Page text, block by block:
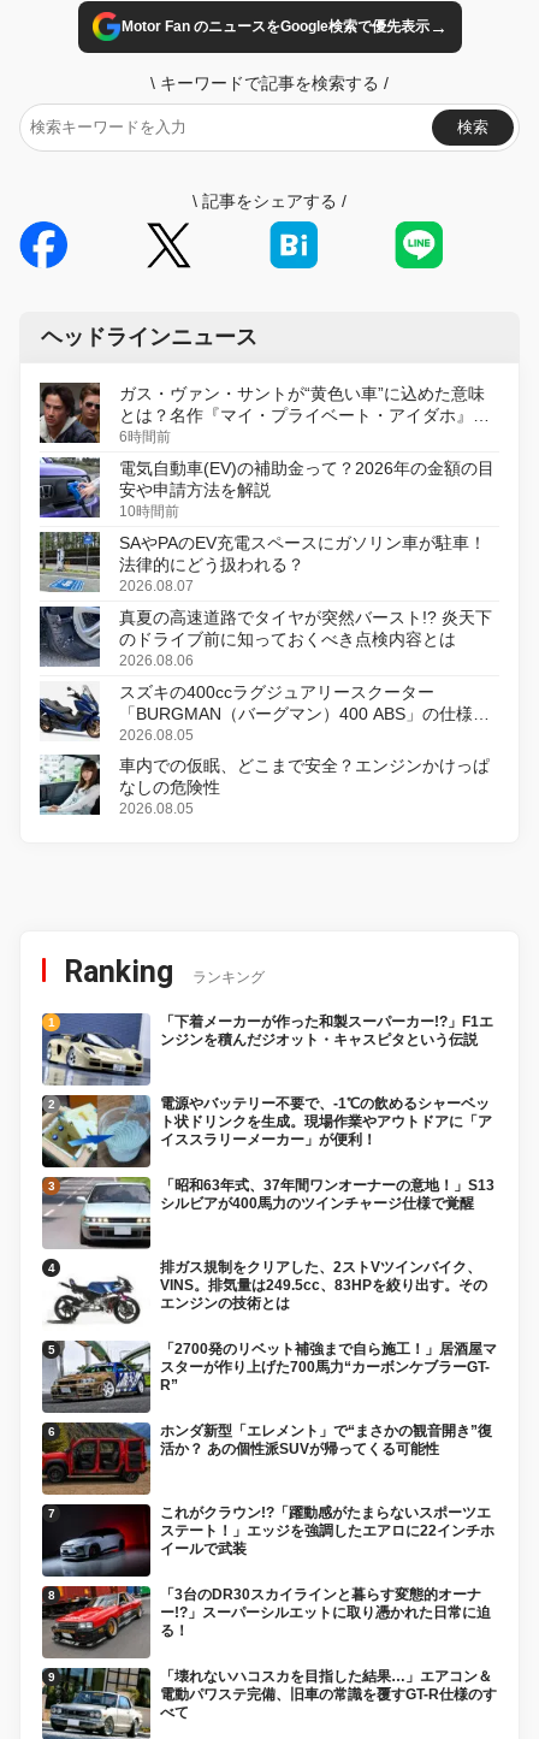
Motor Fan のニュースをGoogle検索で優先表示→
\ キーワードで記事を検索する /
検索
\ 記事をシェアする /
ヘッドラインニュース
ガス・ヴァン・サントが“黄色い車”に込めた意味
とは？名作『マイ・プライベート・アイダホ』が
初のデジタルリマスター版で復活
6時間前
電気自動車(EV)の補助金って？2026年の金額の目
安や申請方法を解説
10時間前
SAやPAのEV充電スペースにガソリン車が駐車！
法律的にどう扱われる？
2026.08.07
真夏の高速道路でタイヤが突然バースト!? 炎天下
のドライブ前に知っておくべき点検内容とは
2026.08.06
スズキの400ccラグジュアリースクーター
「BURGMAN（バーグマン）400 ABS」の仕様を
変更し、8月18日に発売
2026.08.05
車内での仮眠、どこまで安全？エンジンかけっぱ
なしの危険性
2026.08.05
Ranking ランキング
「下着メーカーが作った和製スーパーカー!?」F1エ
ンジンを積んだジオット・キャスピタという伝説
電源やバッテリー不要で、-1℃の飲めるシャーベッ
ト状ドリンクを生成。現場作業やアウトドアに「ア
イススラリーメーカー」が便利！
「昭和63年式、37年間ワンオーナーの意地！」S13
シルビアが400馬力のツインチャージ仕様で覚醒
排ガス規制をクリアした、2ストVツインバイク、
VINS。排気量は249.5cc、83HPを絞り出す。その
エンジンの技術とは
「2700発のリベット補強まで自ら施工！」居酒屋マ
スターが作り上げた700馬力“カーボンケブラーGT-
R”
ホンダ新型「エレメント」で“まさかの観音開き”復
活か？ あの個性派SUVが帰ってくる可能性
これがクラウン!?「躍動感がたまらないスポーツエ
ステート！」エッジを強調したエアロに22インチホ
イールで武装
「3台のDR30スカイラインと暮らす変態的オーナ
ー!?」スーパーシルエットに取り憑かれた日常に迫
る！
「壊れないハコスカを目指した結果…」エアコン＆
電動パワステ完備、旧車の常識を覆すGT-R仕様のす
べて